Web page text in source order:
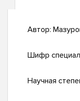
Автор:
Шифр
Научная